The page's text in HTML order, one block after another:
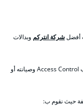
أفضلشركة انتركم وبدالات
نؤمن كوادر مختصة من مهندسين أو عمال أو فنيين لتركيب Access Control وصيانته أو
حيث نقوم ب: